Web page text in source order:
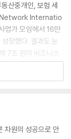
읽어라
게 받은 도움 그 이
다시 그에게 받은 것
서 두 사람은 튼튼히
다. 그런 사람들이
성공을 잡아줄 그
다. 고개를 푹 숙인
리고, 그들이 ‘좋아
산중개인, 보험 세
Network Internatio
업가 모임에서 16만
장했다. 결과도 눈
7조 원의 비즈니스
당 평균 매출이 2억
던에 협업 네트워크
프로젝트를 따내는
차원의 성공으로 안